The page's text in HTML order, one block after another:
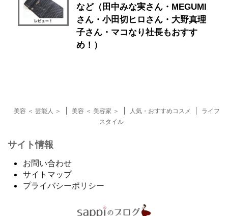
など（田中みな実さん・MEGUMI
さん・小田切ヒロさん・大野真理
子さん・マコなり社長もおすす
め！）
美容 ＜ 芸能人 ＞ 美容 ＜ 美容家 ＞ 人気・おすすめコスメ
ライフ
スタイル
サイト情報
お問い合わせ
サイトマップ
プライバシーポリシー